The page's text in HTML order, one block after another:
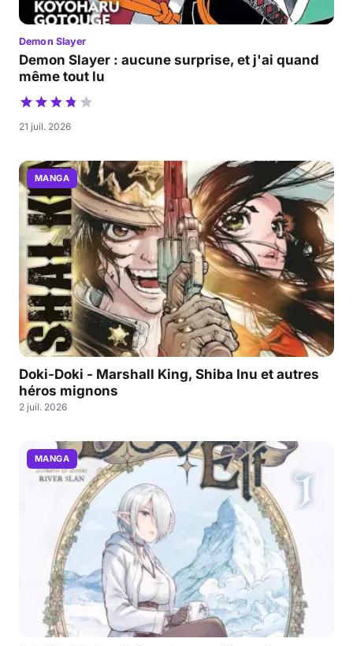
Demon Slayer
Demon Slayer : aucune surprise, et j'ai quand
même tout lu
21 juil. 2026
MANGA
Doki-Doki - Marshall King, Shiba Inu et autres
héros mignons
2 juil. 2026
MANGA